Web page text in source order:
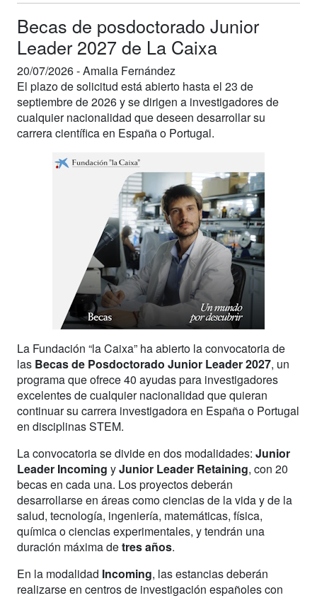
Becas de posdoctorado Junior
Leader 2027 de La Caixa
20/07/2026 -Amalia Fernández
El plazo de solicitud está abierto hasta el 23 de
septiembre de 2026 y se dirigen a investigadores de
cualquier nacionalidad que deseen desarrollar su
carrera científica en España o Portugal.
La Fundación “la Caixa” ha abierto la convocatoria de
las Becas de Posdoctorado Junior Leader 2027, un
programa que ofrece 40 ayudas para investigadores
excelentes de cualquier nacionalidad que quieran
continuar su carrera investigadora en España o Portugal
en disciplinas STEM.
La convocatoria se divide en dos modalidades: Junior
Leader Incoming yJunior Leader Retaining, con 20
becas en cada una. Los proyectos deberán
desarrollarse en áreas como ciencias de la vida y de la
salud, tecnología, ingeniería, matemáticas, física,
química o ciencias experimentales, y tendrán una
duración máxima detres años.
En la modalidad Incoming, las estancias deberán
realizarse en centros de investigación españoles con